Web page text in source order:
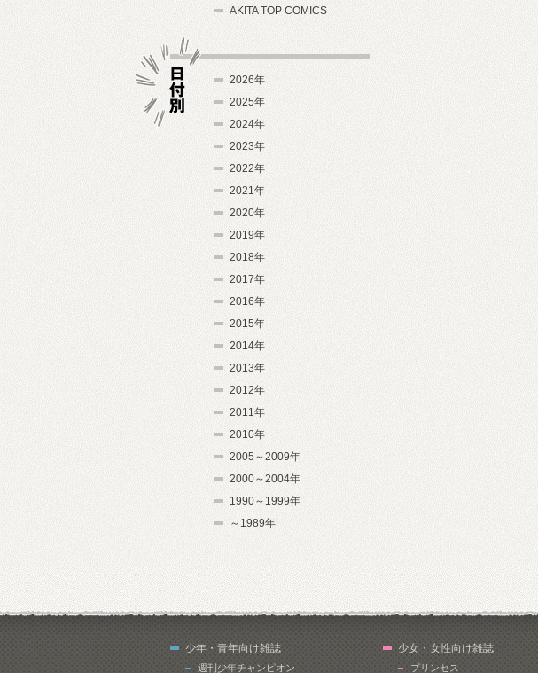
AKITA TOP COMICS
2026年
2025年
2024年
2023年
2022年
2021年
2020年
2019年
2018年
2017年
2016年
2015年
2014年
2013年
2012年
2011年
2010年
2005～2009年
2000～2004年
1990～1999年
～1989年
少年・青年向け雑誌
週刊少年チャンピオン
少女・女性向け雑誌
プリンセス